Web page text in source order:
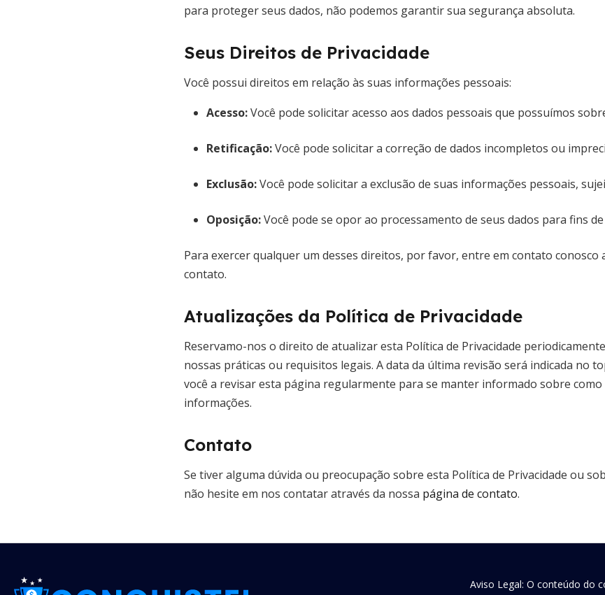
para proteger seus dados, não podemos garantir sua segurança absoluta.
Seus Direitos de Privacidade
Você possui direitos em relação às suas informações pessoais:
Acesso:Você pode solicitar acesso aos dados pessoais que possuímos
Retificação:Você pode solicitar a correção de dados incompletos ou
Exclusão:Você pode solicitar a exclusão de suas informações pessoais,
Oposição:Você pode se opor ao processamento de seus dados para fins
Para exercer qualquer um desses direitos, por favor, entre em contato conosco
contato.
Atualizações da Política de Privacidade
Reservamo-nos o direito de atualizar esta Política de Privacidade
nossas práticas ou requisitos legais. A data da última revisão será indicada no
você a revisar esta página regularmente para se manter informado sobre
informações.
Contato
Se tiver alguma dúvida ou preocupação sobre esta Política de Privacidade ou
não hesite em nos contatar através da nossa página de contato.
Aviso Legal: O conteúdo do